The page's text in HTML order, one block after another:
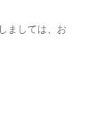
ましては、お